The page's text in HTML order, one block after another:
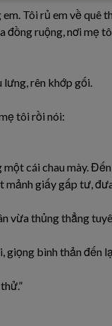
Tôi rủ em về quê
ruộng, nơi mẹ
lưng, rên khớp gối.
tôi rồi nói:
cái chau mày.
mảnh giấy gấp tư,
vừa thủng thẳng
giọng bình thản đến